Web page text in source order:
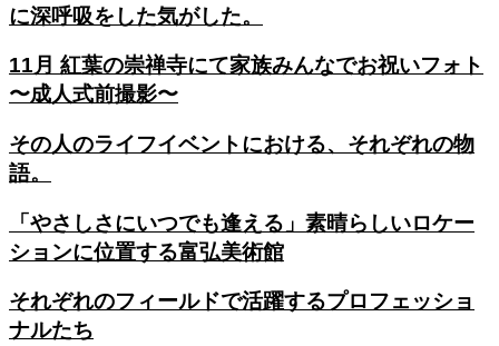
に深呼吸をした気がした。
11月 紅葉の崇禅寺にて家族みんなでお祝いフォト
〜成人式前撮影〜
その人のライフイベントにおける、それぞれの物
語。
「やさしさにいつでも逢える」素晴らしいロケー
ションに位置する富弘美術館
それぞれのフィールドで活躍するプロフェッショ
ナルたち